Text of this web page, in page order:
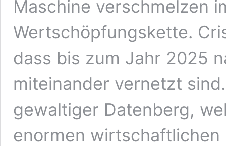
Maschine verschmelzen
Wertschöpfungskette.
dass bis zum Jahr 2025
miteinander vernetzt
gewaltiger Datenberg,
enormen